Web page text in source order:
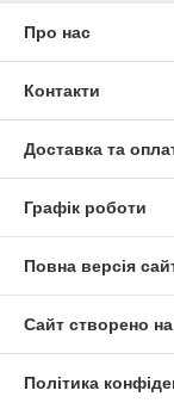
Про нас
Контакти
Доставка та
Графік роботи
Повна версія
Сайт створено
Політика